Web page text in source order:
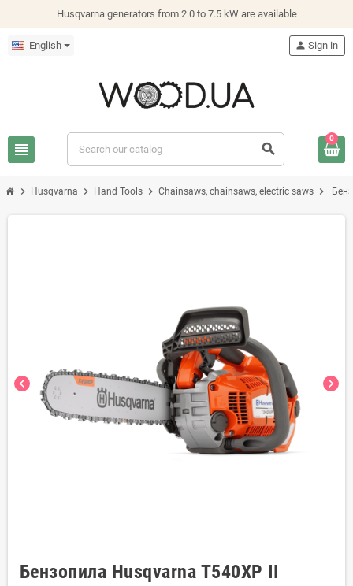
Husqvarna generators from 2.0 to 7.5 kW are available
English
view_headline search
person Sign in
0
chevron_right Husqvarna chevron_right Hand Tools chevron_right Chainsaws, chainsaws, electric saws chevron_right
chevron_left chevron_right
Бензопила Husqvarna T540XP II